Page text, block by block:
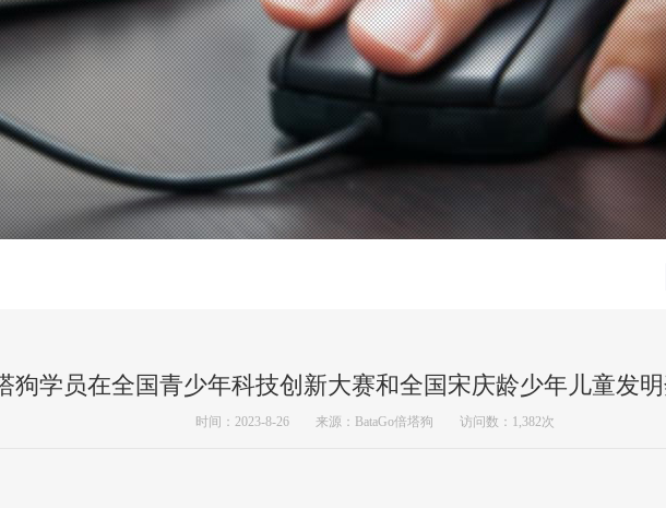
狗学员在全国青少年科技创新大赛和全国宋庆龄少年儿童发明
时间：2023-8-26 来源：BataGo倍塔狗 访问数：1,382次